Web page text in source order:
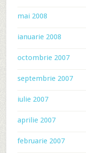
mai 2008
ianuarie 2008
octombrie 2007
septembrie 2007
iulie 2007
aprilie 2007
februarie 2007